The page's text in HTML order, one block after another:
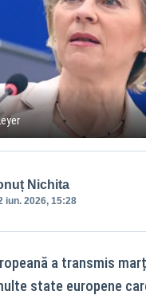
Nichita
iun. 2026, 15:28
a transmis
state europene